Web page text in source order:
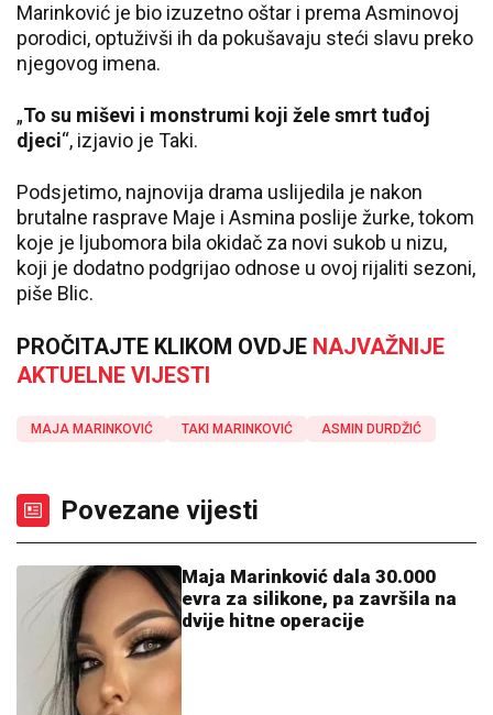
Marinković je bio izuzetno oštar i prema Asminovoj
porodici, optuživši ih da pokušavaju steći slavu preko
njegovog imena.
„To su miševi i monstrumi koji žele smrt tuđoj
djeci“, izjavio je Taki.
Podsjetimo, najnovija drama uslijedila je nakon
brutalne rasprave Maje i Asmina poslije žurke, tokom
koje je ljubomora bila okidač za novi sukob u nizu,
koji je dodatno podgrijao odnose u ovoj rijaliti sezoni,
piše Blic.
PROČITAJTE KLIKOM OVDJE NAJVAŽNIJE
AKTUELNE VIJESTI
MAJA MARINKOVIĆ TAKI MARINKOVIĆ ASMIN DURDŽIĆ
Povezane vijesti
Maja Marinković dala 30.000
evra za silikone, pa završila na
dvije hitne operacije